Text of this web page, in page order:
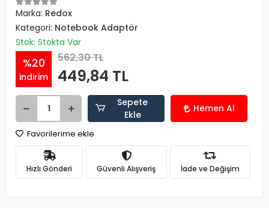
Marka: Redox
Kategori: Notebook Adaptör
Stok: Stokta Var
%20
indirim
562,30 TL
449,84 TL
Sepete
Ekle
Hemen Al
Favorilerime ekle
Hızlı Gönderi Güvenli Alışveriş İade ve Değişim